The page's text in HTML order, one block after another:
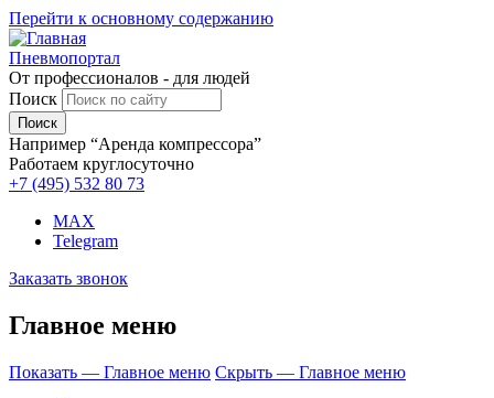
Перейти к основному содержанию
Пневмопортал
От профессионалов - для людей
Поиск
Например “Аренда компрессора”
Работаем круглосуточно
+7 (495) 532 80 73
MAX
Telegram
Заказать звонок
Главное меню
Показать — Главное меню Скрыть — Главное меню